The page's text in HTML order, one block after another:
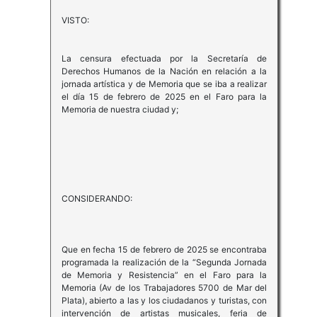
VISTO:
La censura efectuada por la Secretaría de
Derechos Humanos de la Nación en relación a la
jornada artística y de Memoria que se iba a realizar
el día 15 de febrero de 2025 en el Faro para la
Memoria de nuestra ciudad y;
CONSIDERANDO:
Que en fecha 15 de febrero de 2025 se encontraba
programada la realización de la “Segunda Jornada
de Memoria y Resistencia” en el Faro para la
Memoria (Av de los Trabajadores 5700 de Mar del
Plata), abierto a las y los ciudadanos y turistas, con
intervención de artistas musicales, feria de